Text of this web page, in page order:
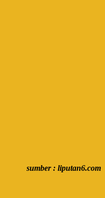
sumber : liputan6.com